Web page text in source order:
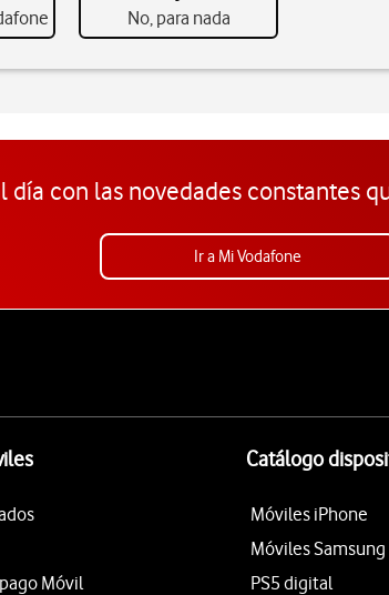
No, para nada
día con las novedades constantes
Ir a Mi Vodafone
Móvil
Catálogo
Móviles iPhone
Móviles Samsung
PS5 digital